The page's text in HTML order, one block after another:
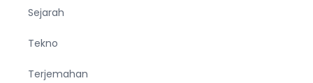
Sejarah
Tekno
Terjemahan